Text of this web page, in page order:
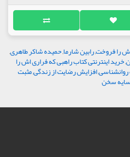
را فروخت,رابین شارما,حمیده شاکر طاهری,
,خرید اینترنتی کتاب راهبی که فراری اش را
,افزایش رضایت از زندگی,مثبت
سخن